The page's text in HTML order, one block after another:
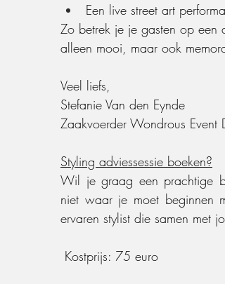
Een live street art
Zo betrek je je gasten op een
alleen mooi, maar ook
Veel liefs,
Stefanie Van den Eynde
Zaakvoerder Wondrous
Styling adviessessie boeken?
Wil je graag een prachtige
niet waar je moet beginnen
ervaren stylist die samen met
Kostprijs: 75 euro